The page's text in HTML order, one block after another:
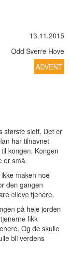
13.11.2015
Odd Sverre Hove
ADVENT
største slott. Det er
har tilnavnet
kongen. Kongen
er små.
maken noe
den gangen
elleve tjenere.
på hele jorden
fikk
Og de skulle
bli verdens